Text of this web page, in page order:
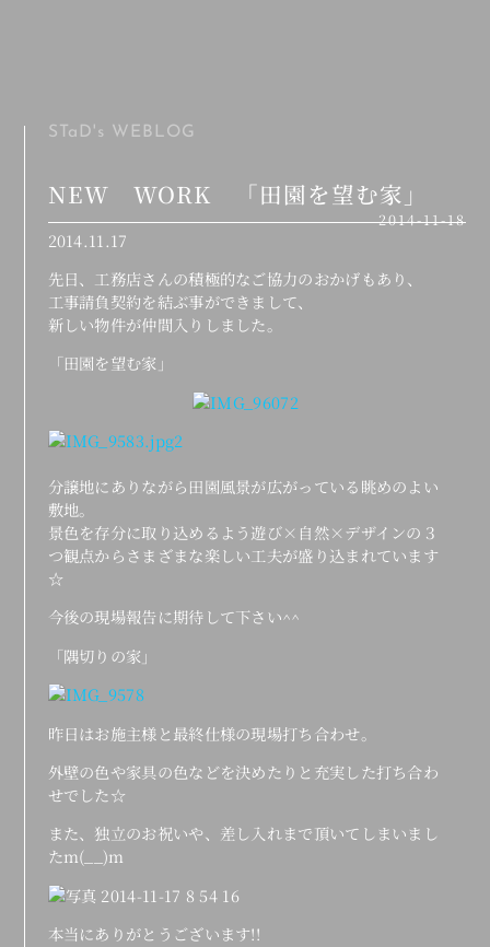
STaD's WEBLOG
NEW WORK 「田園を望む家」
2014-11-18
2014.11.17
先日、工務店さんの積極的なご協力のおかげもあり、
工事請負契約を結ぶ事ができまして、
新しい物件が仲間入りしました。
「田園を望む家」
分譲地にありながら田園風景が広がっている眺めのよい
敷地。
景色を存分に取り込めるよう遊び×自然×デザインの３
つ観点からさまざまな楽しい工夫が盛り込まれています
☆
今後の現場報告に期待して下さい^^
「隅切りの家」
昨日はお施主様と最終仕様の現場打ち合わせ。
外壁の色や家具の色などを決めたりと充実した打ち合わ
せでした☆
また、独立のお祝いや、差し入れまで頂いてしまいまし
たm(__)m
本当にありがとうございます!!